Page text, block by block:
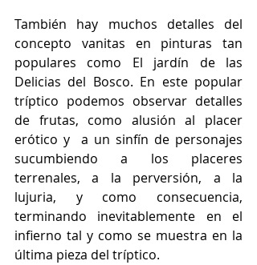
También hay muchos detalles del
concepto vanitas en pinturas tan
populares como El jardín de las
Delicias del Bosco. En este popular
tríptico podemos observar detalles
de frutas, como alusión al placer
erótico y  a un sinfín de personajes
sucumbiendo a los placeres
terrenales, a la perversión, a la
lujuria, y como consecuencia,
terminando inevitablemente en el
infierno tal y como se muestra en la
última pieza del tríptico.